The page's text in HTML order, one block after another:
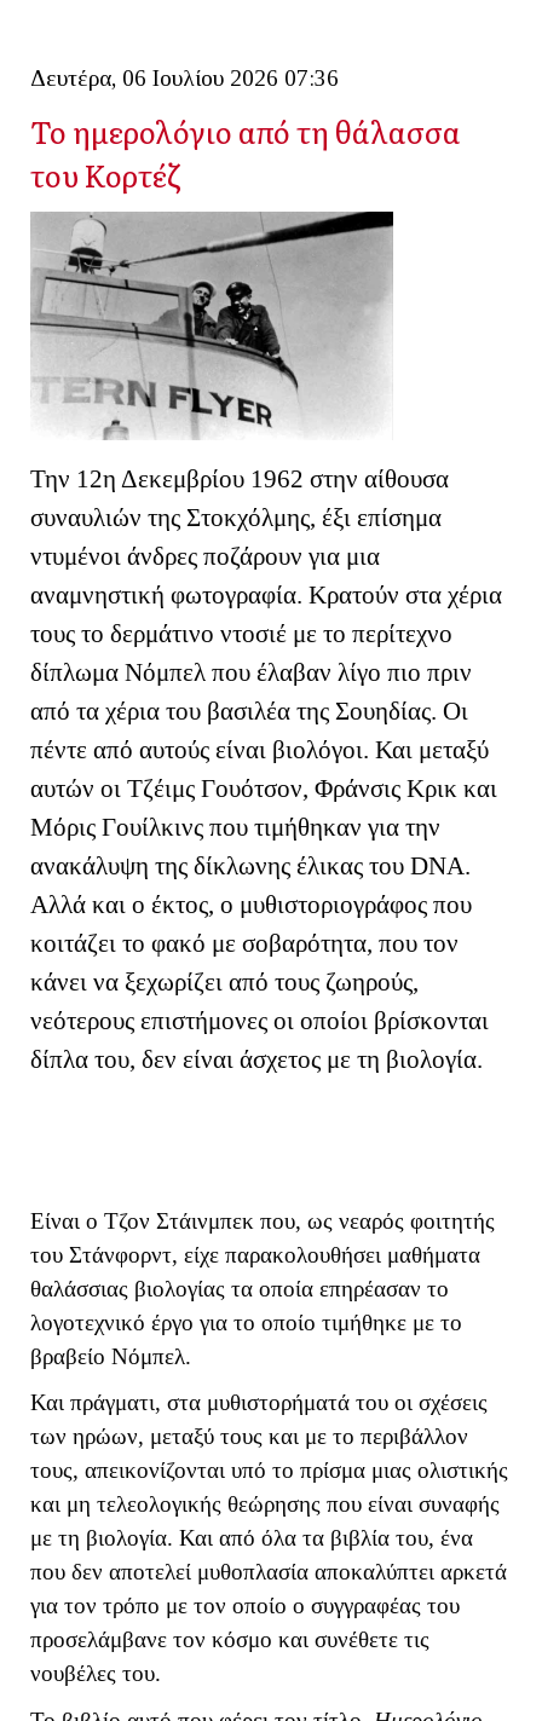
Δευτέρα, 06 Ιουλίου 2026 07:36
Το ημερολόγιο από τη θάλασσα
του Κορτέζ
Την 12η Δεκεμβρίου 1962 στην αίθουσα
συναυλιών της Στοκχόλμης, έξι επίσημα
ντυμένοι άνδρες ποζάρουν για μια
αναμνηστική φωτογραφία. Κρατούν στα χέρια
τους το δερμάτινο ντοσιέ με το περίτεχνο
δίπλωμα Νόμπελ που έλαβαν λίγο πιο πριν
από τα χέρια του βασιλέα της Σουηδίας. Οι
πέντε από αυτούς είναι βιολόγοι. Και μεταξύ
αυτών οι Τζέιμς Γουότσον, Φράνσις Κρικ και
Μόρις Γουίλκινς που τιμήθηκαν για την
ανακάλυψη της δίκλωνης έλικας του DNA.
Αλλά και ο έκτος, ο μυθιστοριογράφος που
κοιτάζει το φακό με σοβαρότητα, που τον
κάνει να ξεχωρίζει από τους ζωηρούς,
νεότερους επιστήμονες οι οποίοι βρίσκονται
δίπλα του, δεν είναι άσχετος με τη βιολογία.
Είναι ο Τζον Στάινμπεκ που, ως νεαρός φοιτητής
του Στάνφορντ, είχε παρακολουθήσει μαθήματα
θαλάσσιας βιολογίας τα οποία επηρέασαν το
λογοτεχνικό έργο για το οποίο τιμήθηκε με το
βραβείο Νόμπελ.
Και πράγματι, στα μυθιστορήματά του οι σχέσεις
των ηρώων, μεταξύ τους και με το περιβάλλον
τους, απεικονίζονται υπό το πρίσμα μιας ολιστικής
και μη τελεολογικής θεώρησης που είναι συναφής
με τη βιολογία. Και από όλα τα βιβλία του, ένα
που δεν αποτελεί μυθοπλασία αποκαλύπτει αρκετά
για τον τρόπο με τον οποίο ο συγγραφέας του
προσελάμβανε τον κόσμο και συνέθετε τις
νουβέλες του.